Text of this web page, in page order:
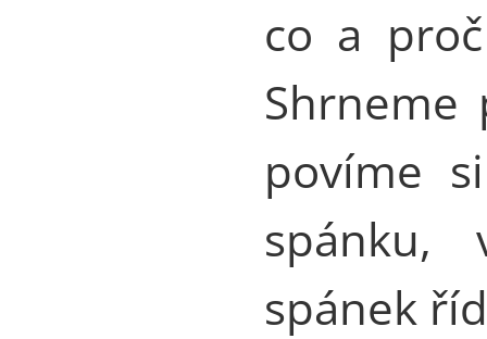
co a
Shrneme
povíme
spánku,
spánek